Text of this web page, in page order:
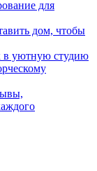
для
дом, чтобы
в уютную студию